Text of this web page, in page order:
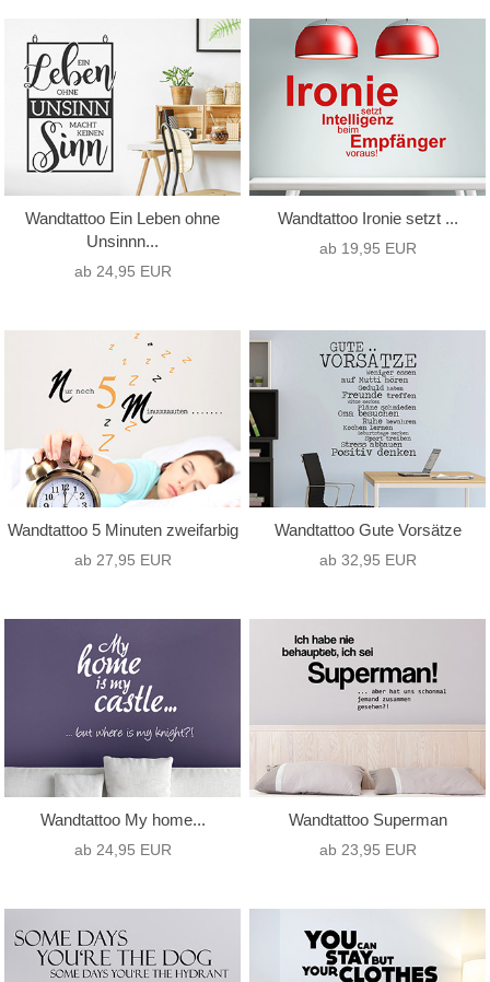
Wandtattoo Ein Leben ohne
Unsinnn...
ab 24,95 EUR
Wandtattoo Ironie setzt ...
ab 19,95 EUR
Wandtattoo 5 Minuten zweifarbig
ab 27,95 EUR
Wandtattoo Gute Vorsätze
ab 32,95 EUR
Wandtattoo My home...
ab 24,95 EUR
Wandtattoo Superman
ab 23,95 EUR